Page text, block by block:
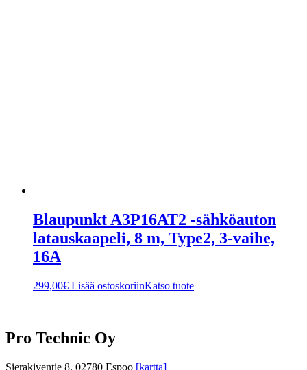
Blaupunkt A3P16AT2 -sähköauton
latauskaapeli, 8 m, Type2, 3-vaihe,
16A
299,00€ Lisää ostoskoriinKatso tuote
Pro Technic Oy
Sierakiventie 8, 02780 Espoo [kartta]